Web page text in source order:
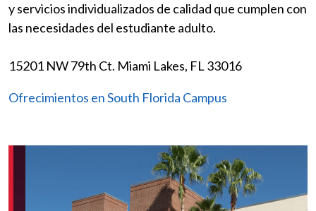
y servicios individualizados de calidad que cumplen con
las necesidades del estudiante adulto.
15201 NW 79th Ct. Miami Lakes, FL 33016
Ofrecimientos en South Florida Campus